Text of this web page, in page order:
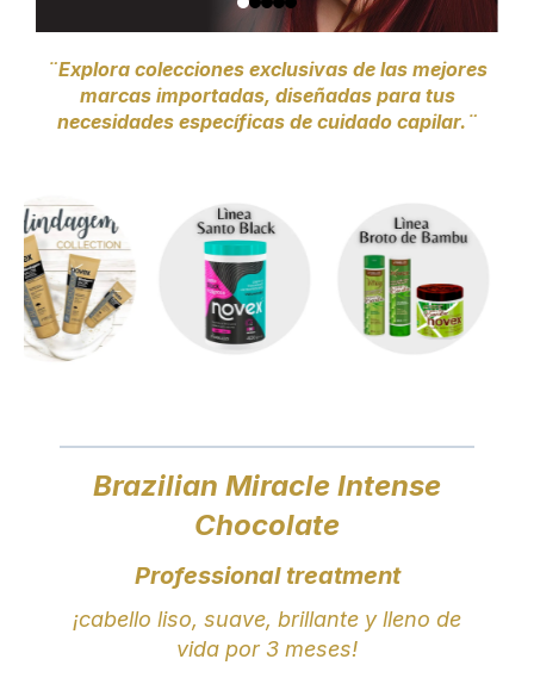
¨Explora colecciones exclusivas de las mejores
marcas importadas, diseñadas para tus
necesidades específicas de cuidado capilar.¨
Brazilian Miracle Intense
Chocolate
Professional treatment
¡cabello liso, suave, brillante y lleno de
vida por 3 meses!